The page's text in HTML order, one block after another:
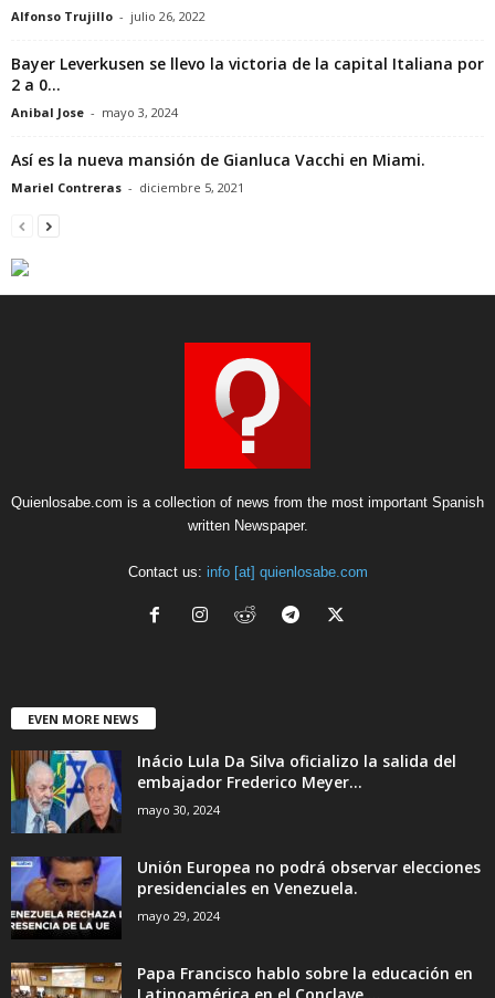
Alfonso Trujillo - julio 26, 2022
Bayer Leverkusen se llevo la victoria de la capital Italiana por
2 a 0...
Anibal Jose - mayo 3, 2024
Así es la nueva mansión de Gianluca Vacchi en Miami.
Mariel Contreras - diciembre 5, 2021
Quienlosabe.com is a collection of news from the most important Spanish
written Newspaper.
Contact us: info [at] quienlosabe.com
EVEN MORE NEWS
Inácio Lula Da Silva oficializo la salida del
embajador Frederico Meyer...
mayo 30, 2024
Unión Europea no podrá observar elecciones
presidenciales en Venezuela.
mayo 29, 2024
Papa Francisco hablo sobre la educación en
Latinoamérica en el Conclave....